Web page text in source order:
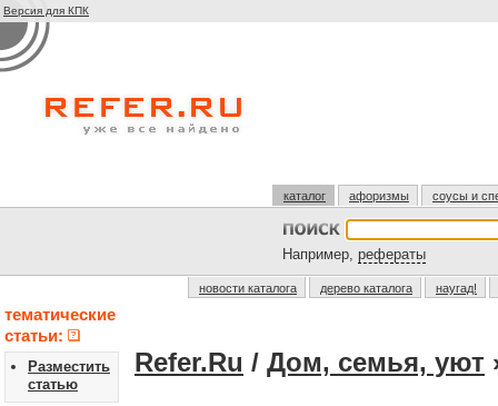
Версия для КПК
каталог афоризмы соусы и
Например, рефераты
новости каталога дерево каталога наугад!
тематические
статьи:
Разместить
статью
Refer.Ru / Дом, семья, уют